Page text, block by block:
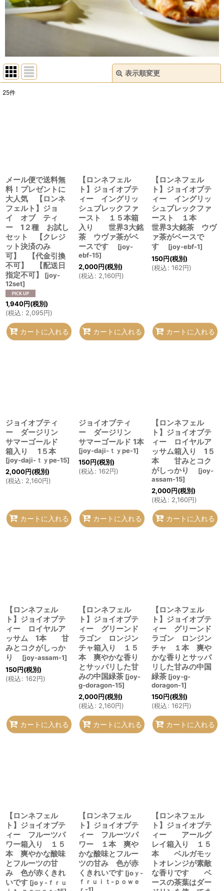
表示順変更
25件
メール便で送料無
料！プレゼントに
大人気 【ロンネ
フェルト】ジョ
イ オブ ティ
ー 1２種 お試し
セット 【クレジ
ット決済のみ
可】 【代金引換
不可】 【配送日
指定不可】
[joy-
12set]
1,940円(税別)
(税込: 2,095円)
カートに入れる
【ロンネフェル
ト】ジョイオブテ
ィー イングリッ
シュブレックファ
ースト １５本箱
入り 世界3大銘
茶 ウヴァ茶がベ
ースです
[joy-
ebf-15]
2,000円(税別)
(税込: 2,160円)
カートに入れる
【ロンネフェル
ト】ジョイオブテ
ィー イングリッ
シュブレックファ
ースト １本
世界3大銘茶 ウヴ
ァ茶がベースで
す
[joy-ebf-1]
150円(税別)
(税込: 162円)
カートに入れる
ジョイオブティ
ー ダージリン
サマーゴールド
箱入り 1５本
[joy-daji-ｔｙpe-15]
2,000円(税別)
(税込: 2,160円)
カートに入れる
ジョイオブティ
ー ダージリン
サマーゴールド 1本
[joy-daji-ｔｙpe-1]
150円(税別)
(税込: 162円)
カートに入れる
【ロンネフェル
ト】ジョイオブテ
ィー ロイヤルア
ッサム箱入り 1５
本 甘みとコク
がしっかり
[joy-
assam-15]
2,000円(税別)
(税込: 2,160円)
カートに入れる
【ロンネフェル
ト】ジョイオブテ
ィー ロイヤルア
ッサム 1本 甘
みとコクがしっか
り
[joy-assam-1]
150円(税別)
(税込: 162円)
カートに入れる
【ロンネフェル
ト】ジョイオブテ
ィー グリーンド
ラゴン ロンジン
チャ箱入り １５
本 爽やかな香り
とサッパリした甘
みの中国緑茶 [joy-
g-doragon-15]
2,000円(税別)
(税込: 2,160円)
カートに入れる
【ロンネフェル
ト】ジョイオブテ
ィー グリーンド
ラゴン ロンジン
チャ １本 爽や
かな香りとサッパ
リした甘みの中国
緑茶 [joy-g-
doragon-1]
150円(税別)
(税込: 162円)
カートに入れる
【ロンネフェル
ト】ジョイオブテ
ィー フルーツパ
ワー箱入り １５
本 爽やかな酸味
とフルーツの甘
み 色が赤くきれ
いです [joｙ-ｆｒｕ
【ロンネフェル
ト】ジョイオブテ
ィー フルーツパ
ワー １本 爽や
かな酸味とフルー
ツの甘み 色が赤
くきれいです [joｙ-
ｆｒｕｉｔ-ｐｏｗｅ
【ロンネフェル
ト】ジョイオブテ
ィー アールグ
レイ箱入り １５
本 ベルガモッ
トオレンジが素敵
な香りです ベ
ースの茶葉はダー